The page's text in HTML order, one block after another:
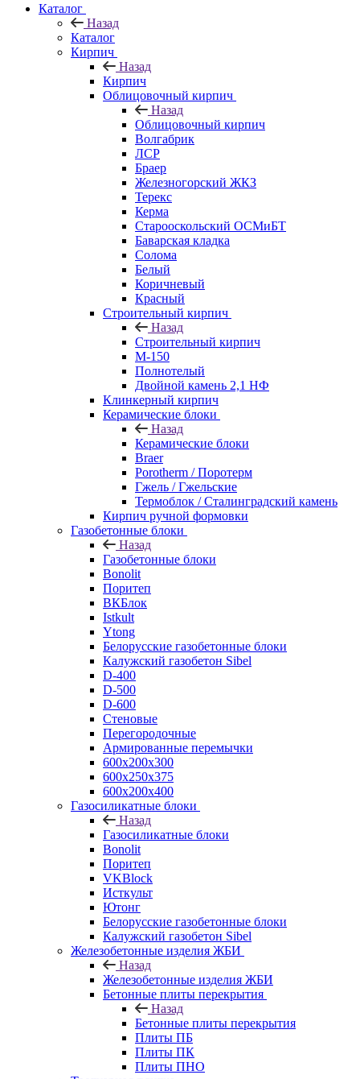
Каталог
Назад
Каталог
Кирпич
Назад
Кирпич
Облицовочный кирпич
Назад
Облицовочный кирпич
Волгабрик
ЛСР
Браер
Железногорский ЖКЗ
Терекс
Керма
Старооскольский ОСМиБТ
Баварская кладка
Солома
Белый
Коричневый
Красный
Строительный кирпич
Назад
Строительный кирпич
М-150
Полнотелый
Двойной камень 2,1 НФ
Клинкерный кирпич
Керамические блоки
Назад
Керамические блоки
Braer
Porotherm / Поротерм
Гжель / Гжельские
Термоблок / Сталинградский камень
Кирпич ручной формовки
Газобетонные блоки
Назад
Газобетонные блоки
Bonolit
Поритеп
ВКБлок
Istkult
Ytong
Белорусские газобетонные блоки
Калужский газобетон Sibel
D-400
D-500
D-600
Стеновые
Перегородочные
Армированные перемычки
600х200х300
600х250х375
600х200х400
Газосиликатные блоки
Назад
Газосиликатные блоки
Bonolit
Поритеп
VKBlock
Исткульт
Ютонг
Белорусские газобетонные блоки
Калужский газобетон Sibel
Железобетонные изделия ЖБИ
Назад
Железобетонные изделия ЖБИ
Бетонные плиты перекрытия
Назад
Бетонные плиты перекрытия
Плиты ПБ
Плиты ПК
Плиты ПНО